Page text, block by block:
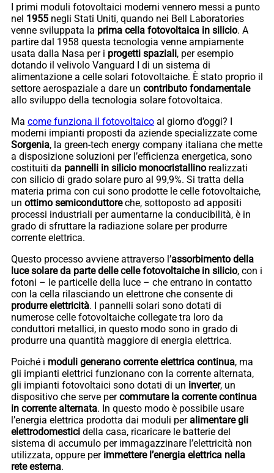
I primi moduli fotovoltaici moderni vennero messi a punto
nel 1955 negli Stati Uniti, quando nei Bell Laboratories
venne sviluppata la prima cella fotovoltaica in silicio. A
partire dal 1958 questa tecnologia venne ampiamente
usata dalla Nasa per i progetti spaziali, per esempio
dotando il velivolo Vanguard I di un sistema di
alimentazione a celle solari fotovoltaiche. È stato proprio il
settore aerospaziale a dare un contributo fondamentale
allo sviluppo della tecnologia solare fotovoltaica.
Ma come funziona il fotovoltaico al giorno d’oggi? I
moderni impianti proposti da aziende specializzate come
Sorgenia, la green-tech energy company italiana che mette
a disposizione soluzioni per l’efficienza energetica, sono
costituiti da pannelli in silicio monocristallino realizzati
con silicio di grado solare puro al 99,9%. Si tratta della
materia prima con cui sono prodotte le celle fotovoltaiche,
un ottimo semiconduttoreche, sottoposto ad appositi
processi industriali per aumentarne la conducibilità, è in
grado di sfruttare la radiazione solare per produrre
corrente elettrica.
Questo processo avviene attraverso l’assorbimento della
luce solare da parte delle celle fotovoltaiche in silicio, con i
fotoni – le particelle della luce – che entrano in contatto
con la cella rilasciando un elettrone che consente di
produrre elettricità. I pannelli solari sono dotati di
numerose celle fotovoltaiche collegate tra loro da
conduttori metallici, in questo modo sono in grado di
produrre una quantità maggiore di energia elettrica.
Poiché i moduli generano corrente elettrica continua, ma
gli impianti elettrici funzionano con la corrente alternata,
gli impianti fotovoltaici sono dotati di un inverter, un
dispositivo che serve percommutare la corrente continua
in corrente alternata. In questo modo è possibile usare
l’energia elettrica prodotta dai moduli peralimentare gli
elettrodomestici della casa, ricaricare le batterie del
sistema di accumulo per immagazzinare l’elettricità non
utilizzata, oppure per immettere l’energia elettrica nella
rete esterna.